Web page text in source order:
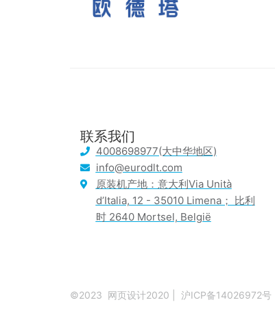
联系我们
4008698977(大中华地区)
info@eurodlt.com
原装机产地：意大利Via Unità
d’Italia, 12 - 35010 Limena； 比利
时 2640 Mortsel, België
©2023 网页设计2020 沪ICP备14026972号